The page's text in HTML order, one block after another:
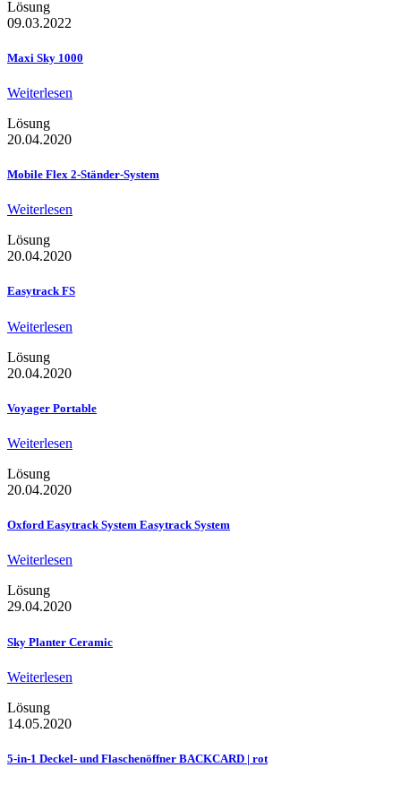
Lösung
09.03.2022
Maxi Sky 1000
Weiterlesen
Lösung
20.04.2020
Mobile Flex 2-Ständer-System
Weiterlesen
Lösung
20.04.2020
Easytrack FS
Weiterlesen
Lösung
20.04.2020
Voyager Portable
Weiterlesen
Lösung
20.04.2020
Oxford Easytrack System Easytrack System
Weiterlesen
Lösung
29.04.2020
Sky Planter Ceramic
Weiterlesen
Lösung
14.05.2020
5-in-1 Deckel- und Flaschenöffner BACKCARD | rot